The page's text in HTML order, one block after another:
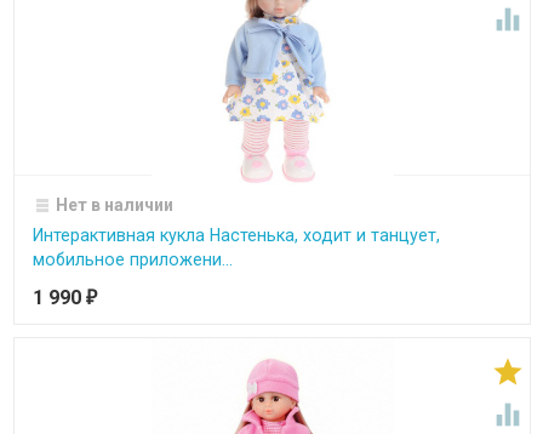

Нет в наличии
Интерактивная кукла Настенька, ходит и танцует,
мобильное приложени...
1 990 ₽

